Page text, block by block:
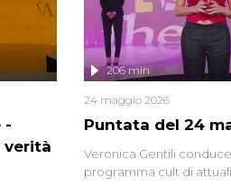
-
verità
Puntata del 24
206 min
24 maggio 2026
Veronica Gentili
programma cult di